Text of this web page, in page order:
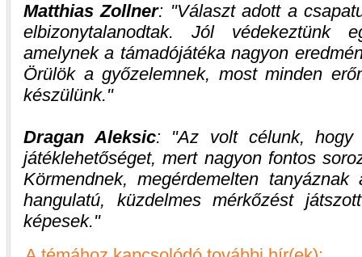
Matthias Zollner:
Választ adott a
elbizonytalanodtak. Jól védekeztünk
amelynek a támadójátéka nagyon
Örülök a győzelemnek, most minden
készülünk.
Dragan Aleksic:
Az volt célunk, hogy
játéklehetőséget, mert nagyon fontos
Körmendnek, megérdemelten
hangulatú, küzdelmes mérkőzést
képesek.